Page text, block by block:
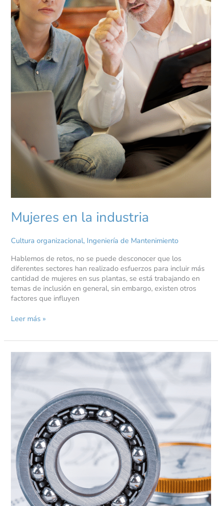
Mujeres en la industria
Cultura organizacional, Ingeniería de Mantenimiento
Hablemos de retos, no se puede desconocer que los
diferentes sectores han realizado esfuerzos para incluir más
cantidad de mujeres en sus plantas, se está trabajando en
temas de inclusión en general, sin embargo, existen otros
factores que influyen
Leer más »
La
en
Mantenimiento:
Evolución
Perspectivas